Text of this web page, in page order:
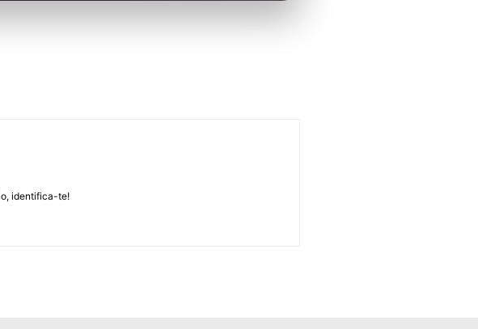
identifica-te!